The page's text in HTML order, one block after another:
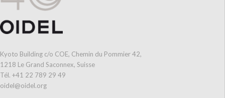
Kyoto Building c/o COE, Chemin du Pommier 42,
1218 Le Grand Saconnex, Suisse
Tél. +41 22 789 29 49
oidel@oidel.org